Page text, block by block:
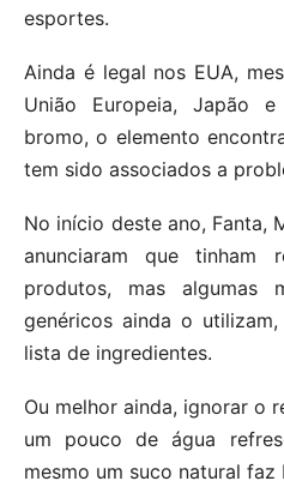
esportes.
Ainda é legal nos EUA,
União Europeia, Japão
bromo, o elemento
tem sido associados a
No início deste ano, Fanta,
anunciaram que tinham
produtos, mas algumas
genéricos ainda o
lista de ingredientes.
Ou melhor ainda, ignorar o
um pouco de água
mesmo um suco natural faz